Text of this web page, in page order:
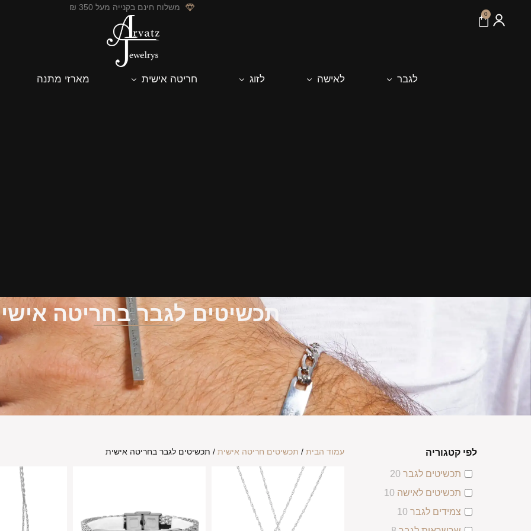
משלוח חינם בקנייה מעל 350 ₪
0
לגבר לאישה לזוג חריטה אישית מארזי מתנה
תכשיטים לגבר בחריטה
לפי קטגוריה
תכשיטים לגבר 20
תכשיטים לאישה 10
צמידים לגבר 10
עמוד הבית/ תכשיטים חריטה אישית/ תכשיטים לגבר בחריטה אישית